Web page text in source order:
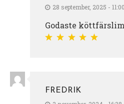
28 september, 2025 - 11:00
Godaste
FREDRIK